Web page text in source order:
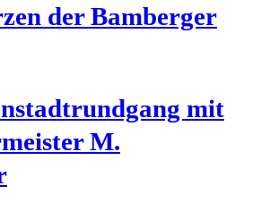
der Bam­ber­ger
mit
M.